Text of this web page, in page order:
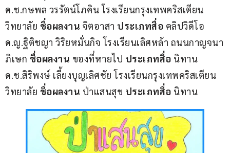
ด.ช.กษพล วรรัตน์โภคิน โรงเรียนกรุงเทพคริสเตียน
วิทยาลัย ชื่อผลงาน จิตอาสา ประเภทสื่อ คลิปวิดีโอ
ด.ญ.ฐิติชญา วิริยหมั่นกิจ โรงเรียนเลิศหล้า ถนนกาญจนา
ภิเษก ชื่อผลงาน ของที่หายไป ประเภทสื่อ นิทาน
ด.ช.สิริพงษ์ เลี้ยงบุญเลิศชัย โรงเรียนกรุงเทพคริสเตียน
วิทยาลัย ชื่อผลงาน ป่าแสนสุข ประเภทสื่อ นิทาน